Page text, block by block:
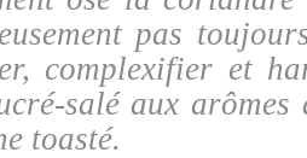
pas
complexifier et
salé aux arômes
toasté.